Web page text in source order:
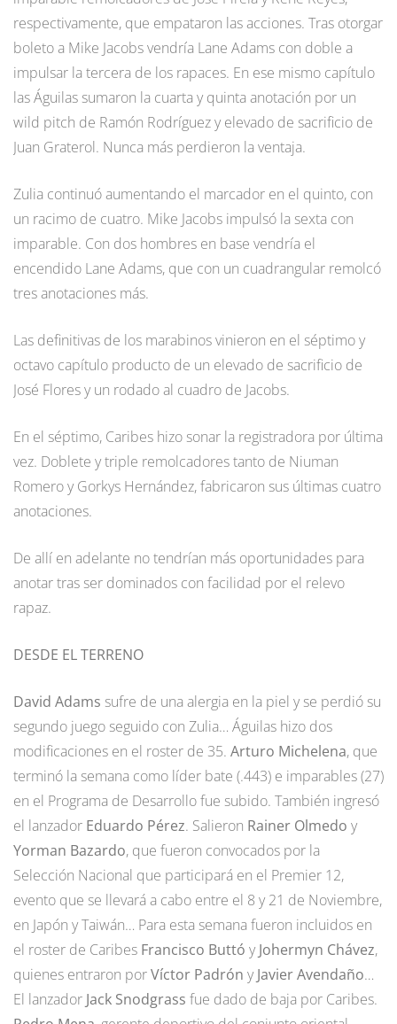
respectivamente, que empataron las acciones. Tras otorgar
boleto a Mike Jacobs vendría Lane Adams con doble a
impulsar la tercera de los rapaces. En ese mismo capítulo
las Águilas sumaron la cuarta y quinta anotación por un
wild pitch de Ramón Rodríguez y elevado de sacrificio de
Juan Graterol. Nunca más perdieron la ventaja.
Zulia continuó aumentando el marcador en el quinto, con
un racimo de cuatro. Mike Jacobs impulsó la sexta con
imparable. Con dos hombres en base vendría el
encendido Lane Adams, que con un cuadrangular remolcó
tres anotaciones más.
Las definitivas de los marabinos vinieron en el séptimo y
octavo capítulo producto de un elevado de sacrificio de
José Flores y un rodado al cuadro de Jacobs.
En el séptimo, Caribes hizo sonar la registradora por última
vez. Doblete y triple remolcadores tanto de Niuman
Romero y Gorkys Hernández, fabricaron sus últimas cuatro
anotaciones.
De allí en adelante no tendrían más oportunidades para
anotar tras ser dominados con facilidad por el relevo
rapaz.
DESDE EL TERRENO
David Adams sufre de una alergia en la piel y se perdió su
segundo juego seguido con Zulia… Águilas hizo dos
modificaciones en el roster de 35. Arturo Michelena, que
terminó la semana como líder bate (.443) e imparables (27)
en el Programa de Desarrollo fue subido. También ingresó
el lanzador Eduardo Pérez. Salieron Rainer Olmedo y
Yorman Bazardo, que fueron convocados por la
Selección Nacional que participará en el Premier 12,
evento que se llevará a cabo entre el 8 y 21 de Noviembre,
en Japón y Taiwán… Para esta semana fueron incluidos en
el roster de Caribes Francisco Buttó yJohermyn Chávez,
quienes entraron porVíctor Padrón yJavier Avendaño…
El lanzador Jack Snodgrass fue dado de baja por Caribes.